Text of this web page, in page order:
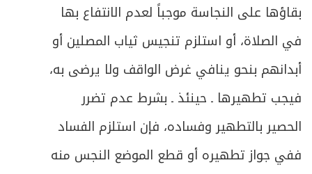
بقاؤها على النجاسة موجباً لعدم الانتفاع بها
في الصلاة، أو استلزم تنجيس ثياب المصلين أو
أبدانهم بنحو ينافي غرض الواقف ولا يرضى به،
فيجب تطهيرها ـ حينئذ ـ بشرط عدم تضرر
الحصير بالتطهير وفساده، فإن استلزم الفساد
ففي جواز تطهيره أو قطع الموضع النجس منه